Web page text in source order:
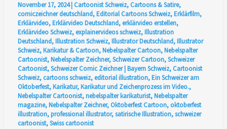
November 17, 2024| Cartoonist Schweiz, Cartoons & Satire,
comiczeichner deutschland,Editorial Cartoons Schweiz,Erklärfilm,
Erklärvideo,Erklärvideo Deutschland, erklärvideo erstellen,
Erklärvideo Schweiz, explainervideos schweiz,Illustration
Deutschland,Illustration Schweiz,Illustrator Deutschland,Illustrator
Schweiz,Karikatur & Cartoon,Nebelspalter Cartoon,Nebelspalter
Cartoonist,Nebelspalter Zeichner,Schweizer Cartoon,Schweizer
Cartoonist,Schweizer Comic Zeichner|Bayern Schweiz, Cartoonist
Schweiz, cartoons schweiz, editorial illustration,Ein Schweizer am
Oktoberfest,Karikatur,Karikatur und Zeichenprozess im Video.,
Nebelspalter Cartoonist,nebelspalter karikaturist,Nebelspalter
magazine,Nebelspalter Zeichner, Oktoberfest Cartoon, oktoberfest
illustration,professional illustrator,satirische Illustration,schweizer
cartoonist,Swiss cartoonist